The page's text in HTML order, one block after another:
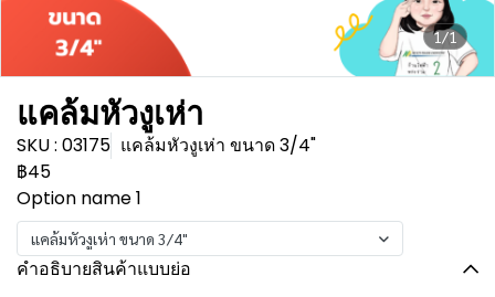
1/1
แคล้มหัวงูเห่า
SKU : 03175 แคล้มหัวงูเห่า ขนาด 3/4"
฿45
Option name 1
แคล้มหัวงูเห่า ขนาด 3/4"
คำอธิบายสินค้าแบบย่อ